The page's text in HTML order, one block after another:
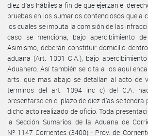
diez días hábiles a fin de que ejerzan el
pruebas en los sumarios contenciosos que a
los cuales se imputa la comisión de las
caso se menciona, bajo apercibimiento
Asimismo, deberán constituir domicilio
aduana (Art. 1001 C.A.), bajo
Aduanero. Así también se cita a los aquí
arts. que mas abajo se detallan al acto de
terminos del art. 1094 inc c) del C.A.
presentarse en el plazo de diez días se
dicho acto realizado de oficio. Toda
la Sección Sumarios de la Aduana de
Nº 1147 Corrientes (3400) - Prov. de